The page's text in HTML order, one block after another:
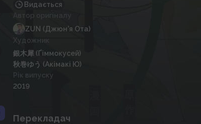
Видається
Автор оригіналу
ZUN (Джюн'я Ота)
Художник
銀木犀 (Ґіммокусей)
秋巻ゆう (Акімакі Ю)
Рік випуску
2019
Перекладач